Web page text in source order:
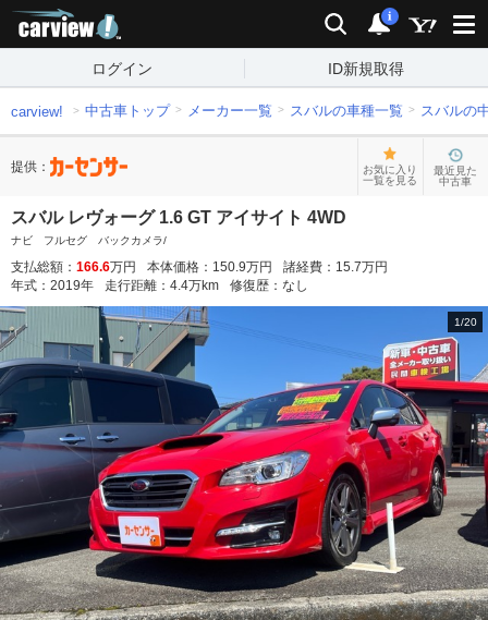
検索 通知
i
ログイン ID新規取得
carview! 中古車トップ メーカー一覧 スバルの車種一覧 スバルの
提供：
お気に入り
一覧を見る
最近見た
中古車
スバル レヴォーグ 1.6 GT アイサイト 4WD
ナビ フルセグ バックカメラ/
支払総額： 166.6万円 本体価格： 150.9万円 諸経費： 15.7万円
年式： 2019年 走行距離： 4.4万km 修復歴： なし
1/20